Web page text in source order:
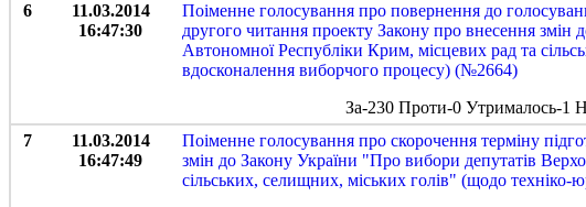
6
11.03.2014
16:47:30
Поіменне голосування про повернення до
другого читання проекту Закону про внесення
Автономної Республіки Крим, місцевих рад та
вдосконалення виборчого процесу) (№2664)
За-230 Проти-0 Утрималось-1
7
11.03.2014
16:47:49
Поіменне голосування про скорочення терміну
змін до Закону України "Про вибори депутатів
сільських, селищних, міських голів" (щодо